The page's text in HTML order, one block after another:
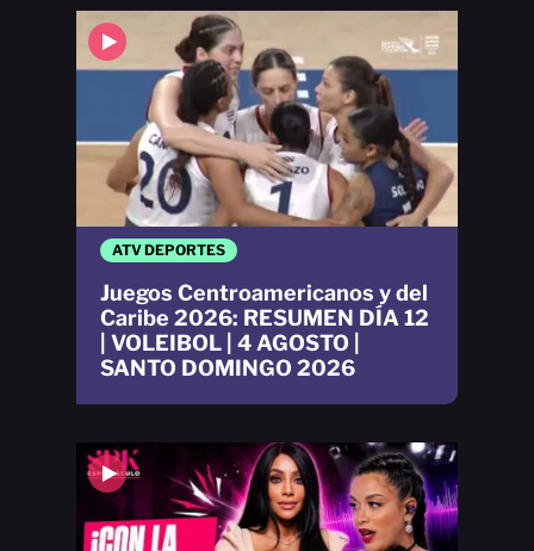
ATV DEPORTES
Juegos Centroamericanos y del
Caribe 2026: RESUMEN DÍA 12
| VOLEIBOL | 4 AGOSTO |
SANTO DOMINGO 2026